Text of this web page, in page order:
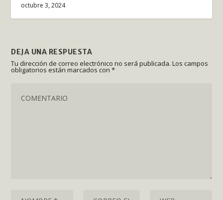
octubre 3, 2024
DEJA UNA RESPUESTA
Tu dirección de correo electrónico no será publicada. Los campos
obligatorios están marcados con*